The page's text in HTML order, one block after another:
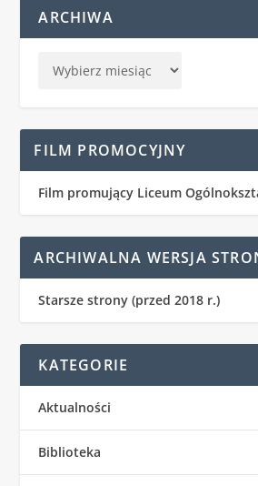
ARCHIWA
FILM PROMOCYJNY
Film promujący Liceum
ARCHIWALNA WERSJA
Starsze strony (przed 2018 r.)
KATEGORIE
Aktualności
Biblioteka